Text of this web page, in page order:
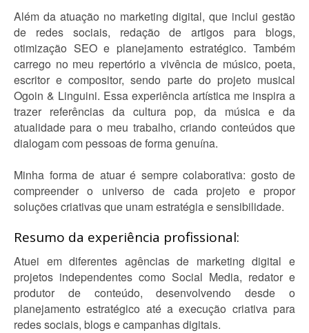
Além da atuação no marketing digital, que inclui gestão
de redes sociais, redação de artigos para blogs,
otimização SEO e planejamento estratégico. Também
carrego no meu repertório a vivência de músico, poeta,
escritor e compositor, sendo parte do projeto musical
Ogoin & Linguini. Essa experiência artística me inspira a
trazer referências da cultura pop, da música e da
atualidade para o meu trabalho, criando conteúdos que
dialogam com pessoas de forma genuína.
Minha forma de atuar é sempre colaborativa: gosto de
compreender o universo de cada projeto e propor
soluções criativas que unam estratégia e sensibilidade.
Resumo da experiência profissional:
Atuei em diferentes agências de marketing digital e
projetos independentes como Social Media, redator e
produtor de conteúdo, desenvolvendo desde o
planejamento estratégico até a execução criativa para
redes sociais, blogs e campanhas digitais.